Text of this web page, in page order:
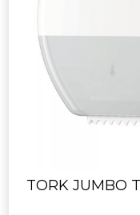
TORK JUMBO